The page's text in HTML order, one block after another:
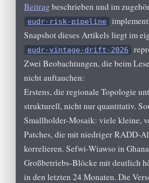
Beitrag beschrieben und im
eudr-risk-pipeline
Snapshot dieses Artikels liegt im
eudr-vintage-drift-2026
Zwei Beobachtungen, die beim
nicht auftauchen:
Erstens, die regionale Topologie
strukturell, nicht nur quantitativ.
Smallholder-Mosaik: viele kleine,
Patches, die mit niedriger RADD-
korrelieren. Sefwi-Wiawso in
Großbetriebs-Blöcke mit deutlich
in den letzten 24 Monaten. Die